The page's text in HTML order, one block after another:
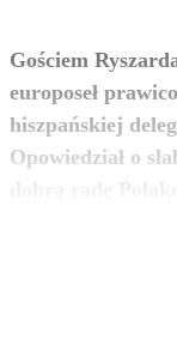
Gościem
europoseł
hiszpańskiej
Opowiedział o